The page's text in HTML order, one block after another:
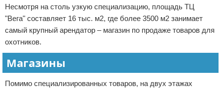
Несмотря на столь узкую специализацию, площадь ТЦ
"Вега" составляет 16 тыс. м2, где более 3500 м2 занимает
самый крупный арендатор – магазин по продаже товаров для
охотников.
Магазины
Помимо специализированных товаров, на двух этажах